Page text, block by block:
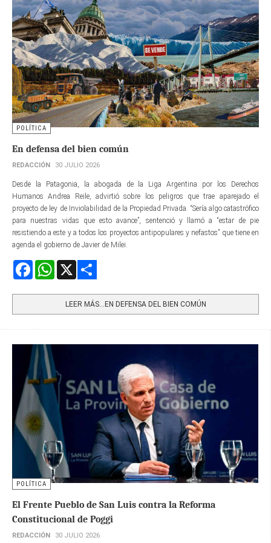
POLÍTICA
En defensa del bien común
REDACCIÓN 30 JULIO 2026
Desde la Patagonia, la abogada de la Liga Argentina por los Derechos
Humanos Andrea Reile, advirtió sobre los peligros que trae aparejado el
proyecto de ley de Inviolabilidad de la Propiedad Privada. “Sería algo catastrófico
para nuestras vidas que esto avance”, sentenció y llamó a “estar de pie
resistiendo a este y a todos los proyectos antipopulares y nefastos” que tiene en
agenda el gobierno de Javier de Milei.
FacebookWhatsApp
LEER MÁS…EN DEFENSA DEL BIEN COMÚN
POLÍTICA
El Frente Pueblo de San Luis contra la Reforma
Constitucional de Poggi
REDACCIÓN 30 JULIO 2026